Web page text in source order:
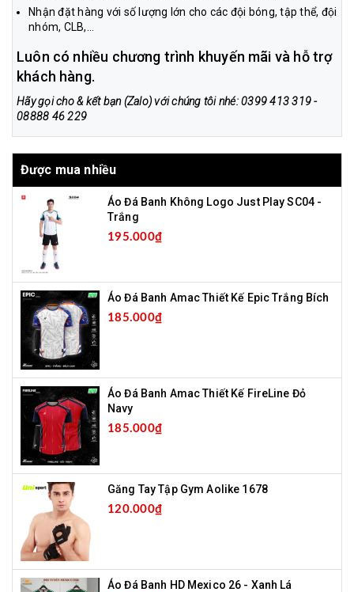
Nhận đặt hàng với số lượng lớn cho các đội bóng, tập thể, đội
nhóm, CLB,...
Luôn có nhiều chương trình khuyến mãi và hỗ trợ
khách hàng.
Hãy gọi cho & kết bạn (Zalo) với chúng tôi nhé: 0399 413 319 -
08888 46 229
Được mua nhiều
Áo Đá Banh Không Logo Just Play SC04 -
Trắng
195.000₫
Áo Đá Banh Amac Thiết Kế Epic Trắng Bích
185.000₫
Áo Đá Banh Amac Thiết Kế FireLine Đỏ
Navy
185.000₫
Găng Tay Tập Gym Aolike 1678
120.000₫
Áo Đá Banh HD Mexico 26 - Xanh Lá